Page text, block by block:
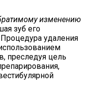
изменению
зуб его
удаления
преследуя цель